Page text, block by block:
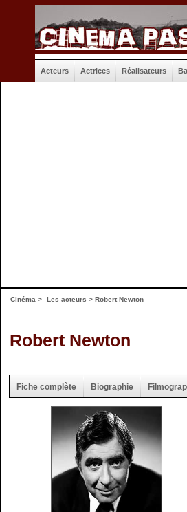
Acteurs Actrices Réalisateurs
Cinéma > Les acteurs > Robert Newton
Robert Newton
Fiche complète Biographie